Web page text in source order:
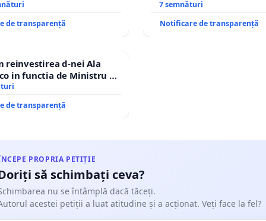
Marius!
de transparență
7 semnături
Notificare de transparență
reinvestirea d-nei Ala
in functia de Ministru al
de transparență
PROPRIA PETIȚIE
să schimbați ceva?
nu se întâmplă dacă tăceți.
acestei petiții a luat atitudine și a acționat. Veți face la fel?